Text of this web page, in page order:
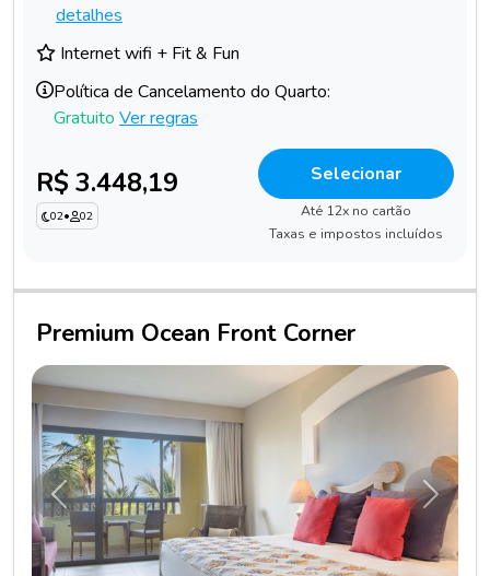
detalhes
Internet wifi + Fit & Fun
Política de Cancelamento do Quarto:
Gratuito Ver regras
R$ 3.448,19
02• 02
Selecionar
Até 12x no cartão
Taxas e impostos incluídos
Premium Ocean Front Corner
Anterior